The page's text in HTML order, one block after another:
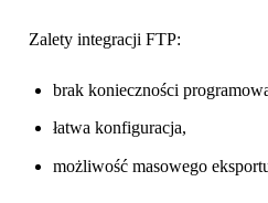
Zalety integracji FTP:
brak konieczności
łatwa konfiguracja,
możliwość masowego